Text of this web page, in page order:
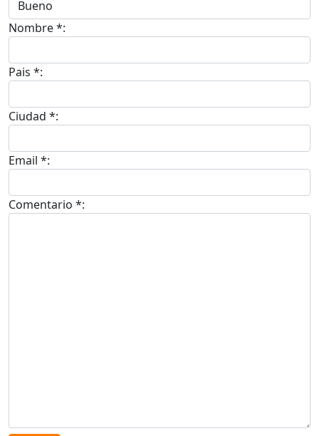
Nombre *:
Pais *:
Ciudad *:
Email *:
Comentario *: